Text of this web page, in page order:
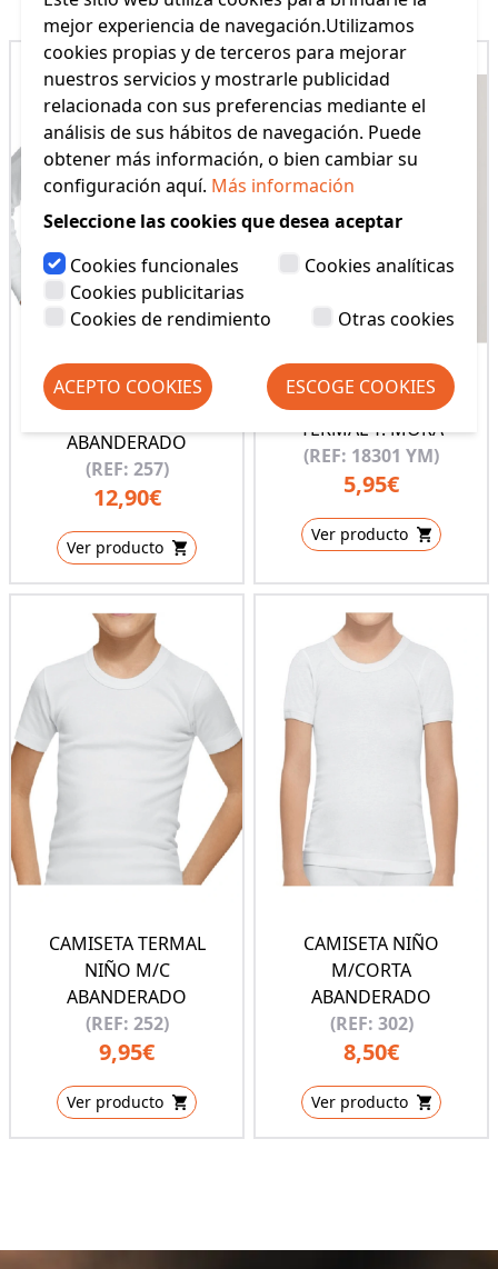
CAMISETA TERMAL
NIÑO M/L
ABANDERADO
(REF: 257)
12,90€
Ver producto
TERMAL Y. MORA
(REF: 18301 YM)
5,95€
Ver producto
CAMISETA TERMAL
NIÑO M/C
ABANDERADO
(REF: 252)
9,95€
Ver producto
CAMISETA NIÑO
M/CORTA
ABANDERADO
(REF: 302)
8,50€
Ver producto
mejor experiencia de navegación.Utilizamos
cookies propias y de terceros para mejorar
nuestros servicios y mostrarle publicidad
relacionada con sus preferencias mediante el
análisis de sus hábitos de navegación. Puede
obtener más información, o bien cambiar su
configuración aquí. Más información
Seleccione las cookies que desea aceptar
Cookies funcionales
Cookies analíticas
Cookies publicitarias
Cookies de rendimiento
Otras cookies
ACEPTO COOKIES ESCOGE COOKIES